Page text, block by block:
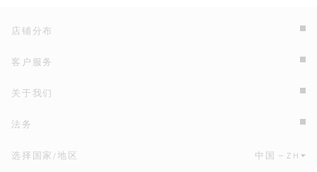
店铺分布
客户服务
关于我们
法务
点击此处选择国家/地区和语言。
选择国家/地区 中国 ZH